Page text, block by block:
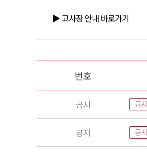
▶ 고사장 안내 바로가기
번호
공지 공지
공지 공지